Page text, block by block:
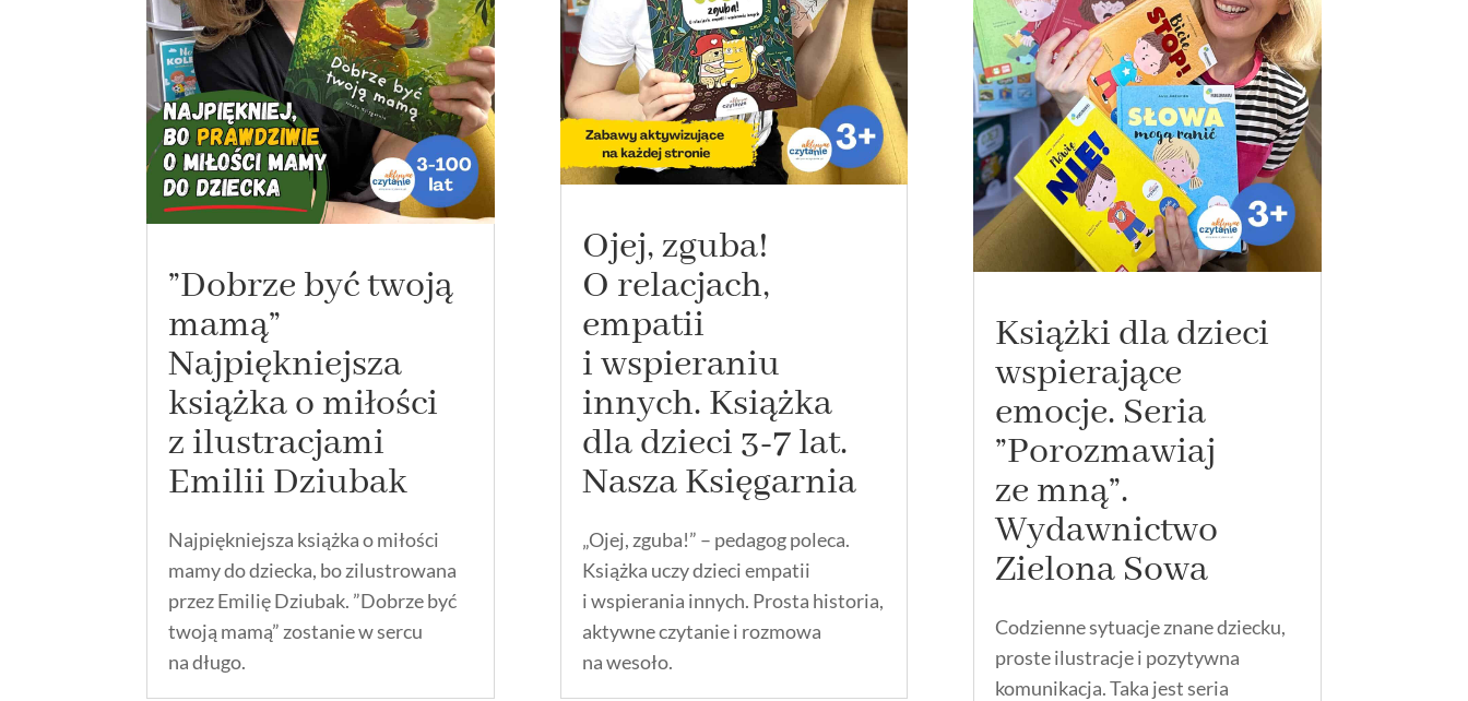
”Dobrze być twoją
mamą”
Najpiękniejsza
książka o miłości
z ilustracjami
Emilii Dziubak
Najpiękniejsza książka o miłości
mamy do dziecka, bo zilustrowana
przez Emilię Dziubak. ”Dobrze być
twoją mamą” zostanie w sercu
na długo.
Ojej, zguba!
O relacjach,
empatii
i wspieraniu
innych. Książka
dla dzieci 3-7 lat.
Nasza Księgarnia
„Ojej, zguba!” – pedagog poleca.
Książka uczy dzieci empatii
i wspierania innych. Prosta historia,
aktywne czytanie i rozmowa
na wesoło.
Książki dla dzieci
wspierające
emocje. Seria
”Porozmawiaj
ze mną”.
Wydawnictwo
Zielona Sowa
Codzienne sytuacje znane dziecku,
proste ilustracje i pozytywna
komunikacja. Taka jest seria